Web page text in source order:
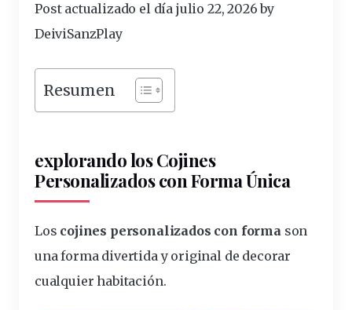
Post actualizado el día julio 22, 2026 by
DeiviSanzPlay
Resumen
explorandolos Cojines
Personalizados con Forma Única
Los cojines personalizados con formason
una forma divertida y original de decorar
cualquier habitación.